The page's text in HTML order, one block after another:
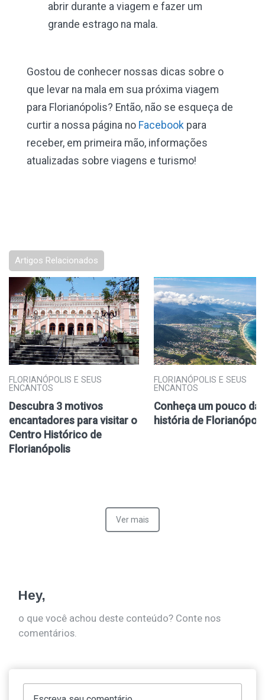
abrir durante a viagem e fazer um
grande estrago na mala.
Gostou de conhecer nossas dicas sobre o
que levar na mala em sua próxima viagem
para Florianópolis? Então, não se esqueça de
curtir a nossa página no Facebookpara
receber, em primeira mão, informações
atualizadas sobre viagens e turismo!
Artigos Relacionados
FLORIANÓPOLIS E SEUS
ENCANTOS
Descubra 3 motivos
encantadores para visitar o
Centro Histórico de
Florianópolis
FLORIANÓPOLIS E SEUS
ENCANTOS
Conheça um pouco da
história de
Ver mais
Hey,
o que você achou deste conteúdo? Conte nos
comentários.